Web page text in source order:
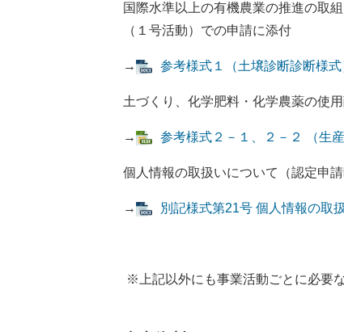
国際水準以上の有機農業の推進の取
（１号活動）での申請に添付
→ 参考様式１（土壌診断診断様
土づくり、化学肥料・化学農薬の使
→ 参考様式２－１、２－２ （生
個人情報の取扱いについて（認定申請
→ 別記様式第21号 個人情報の取
※上記以外にも事業活動ごとに必要